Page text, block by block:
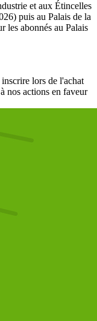
et aux Étincelles
puis au Palais de la
les abonnés au Palais
lors de l'achat
nos actions en faveur